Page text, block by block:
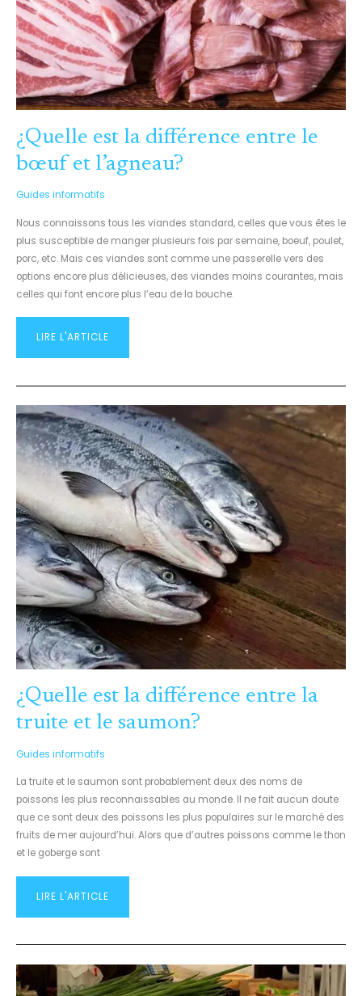
¿Quelle est la différence entre le
bœuf et l’agneau?
Guides informatifs
Nous connaissons tous les viandes standard, celles que vous êtes le
plus susceptible de manger plusieurs fois par semaine, boeuf, poulet,
porc, etc. Mais ces viandes sont comme une passerelle vers des
options encore plus délicieuses, des viandes moins courantes, mais
celles qui font encore plus l’eau de la bouche.
LIRE L'ARTICLE
¿Quelle est la différence entre la
truite et le saumon?
Guides informatifs
La truite et le saumon sont probablement deux des noms de
poissons les plus reconnaissables au monde. Il ne fait aucun doute
que ce sont deux des poissons les plus populaires sur le marché des
fruits de mer aujourd’hui. Alors que d’autres poissons comme le thon
et le goberge sont
¿QUELLE
EST
LA
DIFFÉRENCE
ENTRE
LA
TRUITE
ET
SAUMON?
LIRE L'ARTICLE
SCALLIONS
SHALLOTS: